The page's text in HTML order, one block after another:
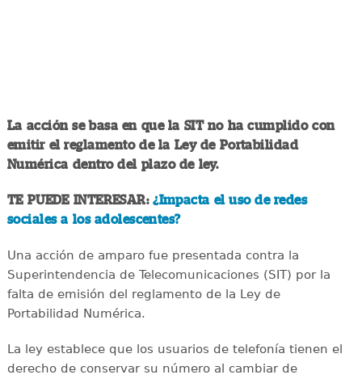
La acción se basa en que la SIT no ha cumplido con
emitir el reglamento de la Ley de Portabilidad
Numérica dentro del plazo de ley.
TE PUEDE INTERESAR:¿Impacta el uso de redes
sociales a los adolescentes?
Una acción de amparo fue presentada contra la
Superintendencia de Telecomunicaciones (SIT) por la
falta de emisión del reglamento de la Ley de
Portabilidad Numérica.
La ley establece que los usuarios de telefonía tienen el
derecho de conservar su número al cambiar de